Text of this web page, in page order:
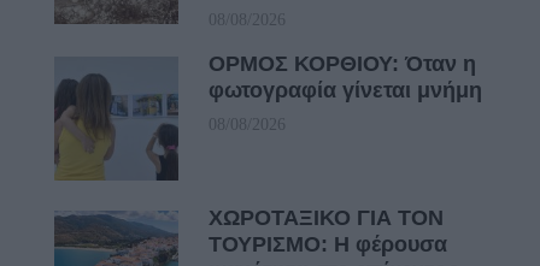
08/08/2026
ΟΡΜΟΣ ΚΟΡΘΙΟΥ: Όταν η
φωτογραφία γίνεται μνήμη
08/08/2026
ΧΩΡΟΤΑΞΙΚΟ ΓΙΑ ΤΟΝ
ΤΟΥΡΙΣΜΟ: Η φέρουσα